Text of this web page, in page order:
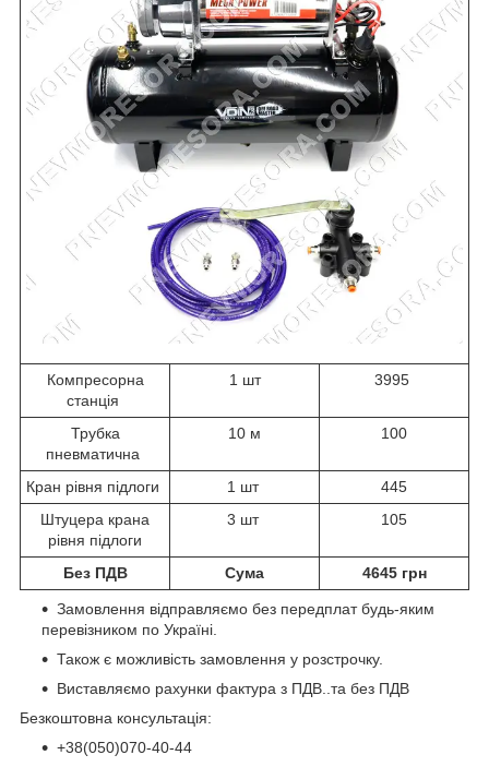
Компресорна
станція
1 шт 3995
Трубка
пневматична
10 м 100
Кран рівня підлоги 1 шт
445
Штуцера крана
рівня підлоги
3 шт 105
Без ПДВ Сума 4645 грн
Замовлення відправляємо без передплат будь-яким
перевізником по Україні.
Також є можливість замовлення у розстрочку.
Виставляємо рахунки фактура з ПДВ..та без ПДВ
Безкоштовна консультація:
+38(050)070-40-44